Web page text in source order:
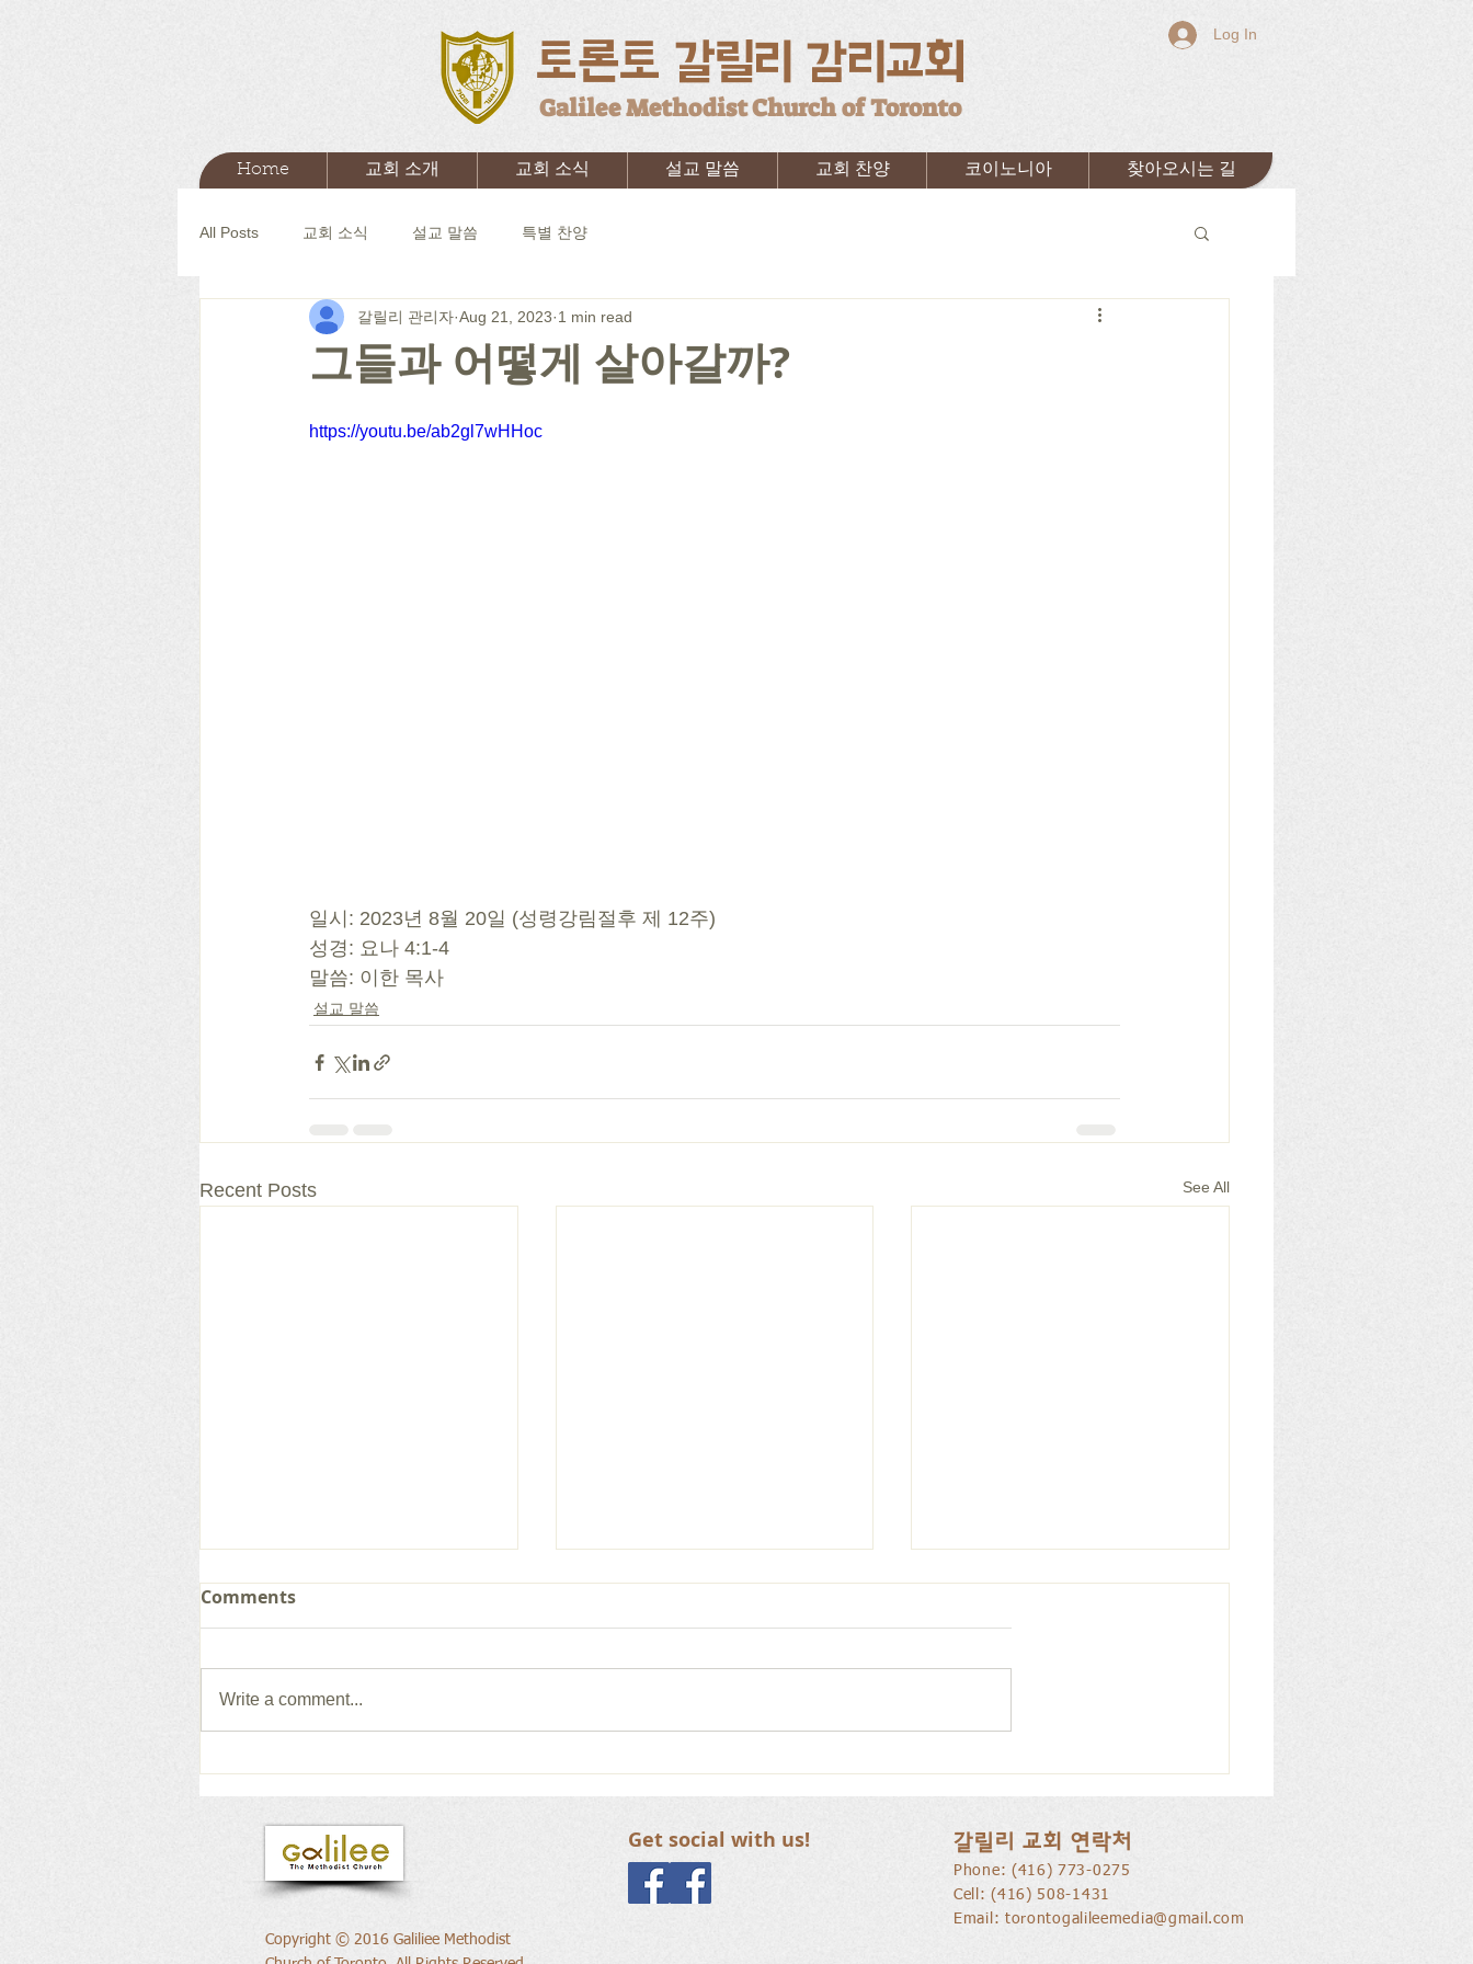
토론토 갈릴리 감리교회
Galilee Methodist Church of Toronto
Log In
Home 교회 소개 교회 소식 설교 말씀 교회 찬양 코이노니아 찾아오시는 길
All Posts 교회 소식 설교 말씀 특별 찬양
그들과 어떻게 살아갈까?
갈릴리 관리자 Aug 21, 2023 1 min read
https://youtu.be/ab2gl7wHHoc
일시: 2023년 8월 20일 (성령강림절후 제 12주)
성경: 요나 4:1-4
말씀: 이한 목사
설교 말씀
Recent Posts See All
새로운 권위의 삶으로
새로운 가치를 세워가는 신앙
공동체
Comments
Write a comment...
Copyright © 2016 Galiliee Methodist
Get social with us! 갈릴리 교회 연락처
Phone: ​(416) 773-0275
Cell: (416) 508-1431
Email: torontogalileemedia@gmail.com